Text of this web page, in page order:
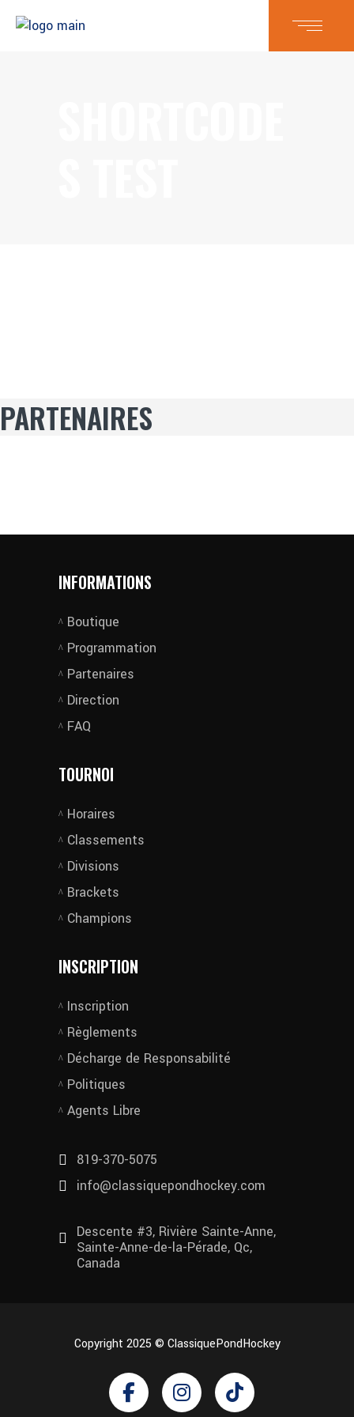
PARTENAIRES
INFORMATIONS
Boutique
Programmation
Partenaires
Direction
FAQ
TOURNOI
Horaires
Classements
Divisions
Brackets
Champions
INSCRIPTION
Inscription
Règlements
Décharge de Responsabilité
Politiques
Agents Libre
819-370-5075
info@classiquepondhockey.com
Descente #3, Rivière Sainte-Anne,
Sainte-Anne-de-la-Pérade, Qc,
Canada
Copyright 2025 © ClassiquePondHockey